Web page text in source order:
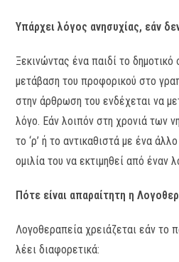
Υπάρχει λόγος ανησυχίας, εάν
Ξεκινώντας ένα παιδί το δημοτικό
μετάβαση του προφορικού στο
στην άρθρωση του ενδέχεται να
λόγο. Εάν λοιπόν στη χρονιά των
το ‘ρ’ ή το αντικαθιστά με ένα
ομιλία του να εκτιμηθεί από έναν
Πότε είναι απαραίτητη η
Λογοθεραπεία χρειάζεται εάν το
λέει διαφορετικά: